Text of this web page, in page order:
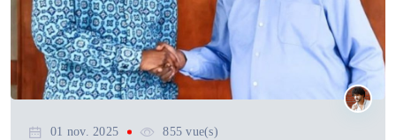
01 nov. 2025 855 vue(s)